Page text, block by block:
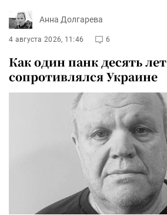
Анна Долгарева
4 августа 2026, 11:46 6
Как один панк десять лет
сопротивлялся Украине